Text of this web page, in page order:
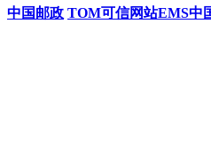
中国邮政 TOM可信网站EMS中